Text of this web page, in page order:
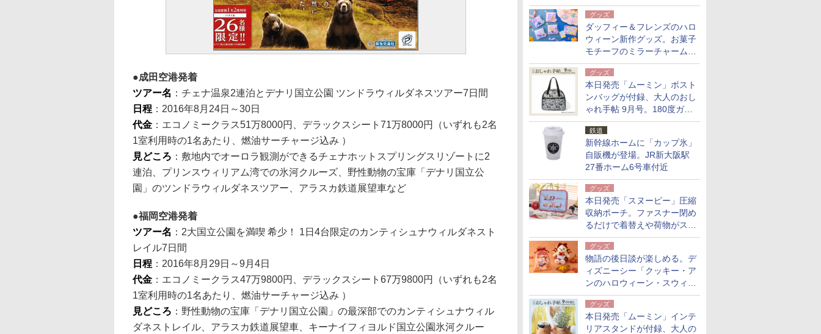
10月末まで青森空港に
グッズ
ダッフィー＆フレンズのハロ
ウィーン新作グッズ。お菓子
モチーフのミラーチャーム/
デザインポーチほか
グッズ
本日発売「ムーミン」ボスト
ンバッグが付録、大人のおし
ゃれ手帖 9月号。180度ガバ
ッと開いて大容量
鉄道
新幹線ホームに「カップ氷」
自販機が登場。JR新大阪駅
27番ホーム6号車付近
グッズ
本日発売「スヌーピー」圧縮
収納ポーチ。ファスナー閉め
るだけで着替えや荷物がスリ
ムにまとまる
グッズ
物語の後日談が楽しめる。デ
ィズニーシー「クッキー・ア
ンのハロウィーン・スウィー
トサプライズ」限定グッズ公
開グッズ
本日発売「ムーミン」インテ
リアスタンドが付録、大人の
成田空港発着
ツアー名 ：チェナ温泉2連泊とデナリ国立公園 ツンドラウィルダネスツアー7日間
日程 ：2016年8月24日～30日
代金 ：エコノミークラス51万8000円、デラックスシート71万8000円（いずれも2名
1室利用時の1名あたり、燃油サーチャージ込み ）
見どころ ：敷地内でオーロラ観測ができるチェナホットスプリングスリゾートに2
連泊、プリンスウィリアム湾での氷河クルーズ、野性動物の宝庫「デナリ国立公
園」のツンドラウィルダネスツアー、アラスカ鉄道展望車など
福岡空港発着
ツアー名 ：2大国立公園を満喫 希少！ 1日4台限定のカンティシュナウィルダネスト
レイル7日間
日程 ：2016年8月29日～9月4日
代金 ：エコノミークラス47万9800円、デラックスシート67万9800円（いずれも2名
1室利用時の1名あたり、燃油サーチャージ込み ）
見どころ ：野性動物の宝庫「デナリ国立公園」の最深部でのカンティシュナウィル
ダネストレイル、アラスカ鉄道展望車、キーナイフィヨルド国立公園氷河クルー